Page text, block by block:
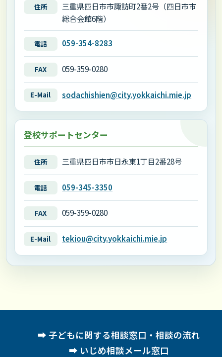
住所
三重県四日市市諏訪町2番2号（四日市市
総合会館6階）
電話 059-354-8283
FAX 059-359-0280
E-Mail sodachishien@city.yokkaichi.mie.jp
登校サポートセンター
住所 三重県四日市市日永東1丁目2番28号
電話 059-345-3350
FAX 059-359-0280
E-Mail tekiou@city.yokkaichi.mie.jp
子どもに関する相談窓口・相談の流れ
いじめ相談メール窓口